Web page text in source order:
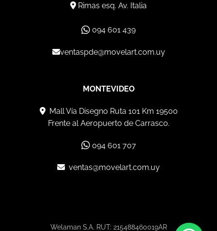
Rimas esq. Av. Italia
094 601 439
ventaspde@movelart.com.uy
MONTEVIDEO
Mall Vía Disegno Ruta 101 Km 19500
Frente al Aeropuerto de Carrasco.
094 601 707
ventas@movelart.com.uy
Welaman S.A. RUT: 215488460019AR